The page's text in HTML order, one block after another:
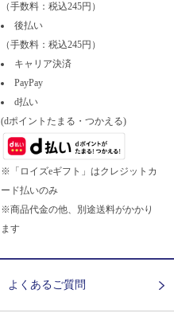
（手数料：税込245円）
後払い
（手数料：税込245円）
キャリア決済
PayPay
d払い
(dポイントたまる・つかえる)
※「ロイズeギフト」はクレジットカ
ード払いのみ
※商品代金の他、別途送料がかかり
ます
よくあるご質問